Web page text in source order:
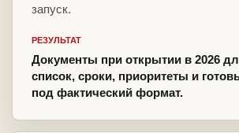
запуск.
РЕЗУЛЬТАТ
Документы при открытии в 2026
список, сроки, приоритеты и
под фактический формат.